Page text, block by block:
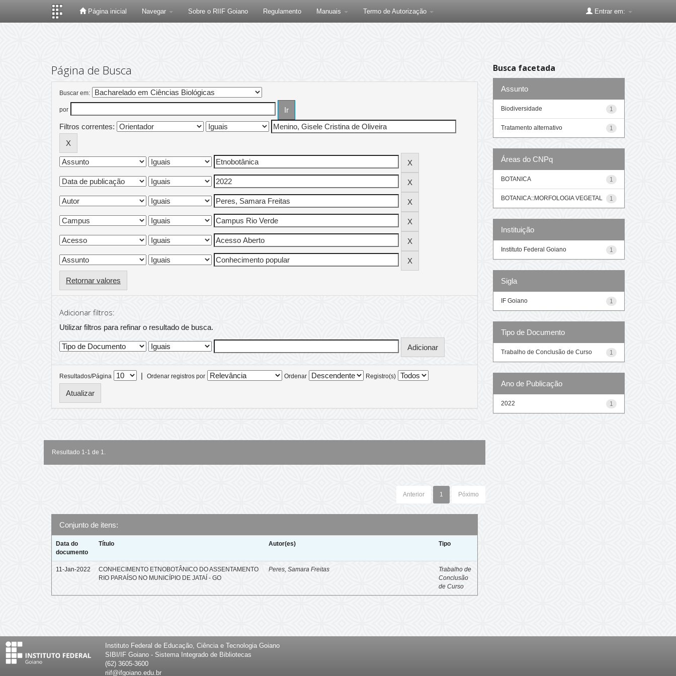
Página inicial Navegar Sobre o RIIF Goiano Regulamento Manuais Termo de Autorização Entrar em:
Página de Busca
Buscar em:
por
Filtros correntes:
Retornar valores
Adicionar filtros:
Utilizar filtros para refinar o resultado de busca.
Resultados/Página | Ordenar registros por Ordenar Registro(s)
Resultado 1-1 de 1.
Anterior 1 Póximo
Conjunto de itens:
Data do
documento
Título Autor(es) Tipo
11-Jan-2022
CONHECIMENTO ETNOBOTÂNICO DO ASSENTAMENTO
RIO PARAÍSO NO MUNICÍPIO DE JATAÍ - GO
Peres, Samara Freitas
Trabalho de
Conclusão
de Curso
Busca facetada
Assunto
1
Biodiversidade
1
Tratamento alternativo
Áreas do CNPq
1
BOTANICA
1
BOTANICA::MORFOLOGIA VEGETAL
Instituição
1
Instituto Federal Goiano
Sigla
1
IF Goiano
Tipo de Documento
1
Trabalho de Conclusão de Curso
Ano de Publicação
1
2022
Instituto Federal de Educação, Ciência e Tecnologia Goiano
SIBI/IF Goiano - Sistema Integrado de Bibliotecas
(62) 3605-3600
riif@ifgoiano.edu.br